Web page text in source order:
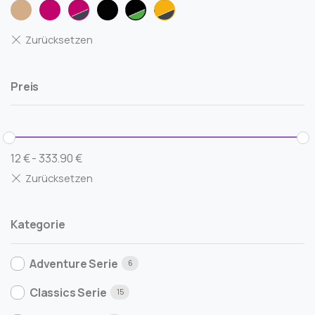
natur
pink pink-
anthrazit
schwarzschwarz-
gruen
sonderfarbe-
2025-
Preis
12€-333.90€
Kategorie
Adventure Serie 6
Classics Serie 15